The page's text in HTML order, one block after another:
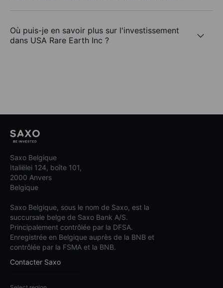
Où puis-je en savoir plus sur l'investissement
dans USA Rare Earth Inc ?
Saxo Belgique
Italiëlei 124, boîte 101,
2000 Anvers
Belgique
Saxo Belgique, sous le nom de Saxo, est la
succursale belge de Saxo Bank A/S.
Principalement contrôlée par la DFSA.
Enregistrée en Belgique auprès de la BNB et
contrôlée par la FSMA et la BNB.
Contacter Saxo